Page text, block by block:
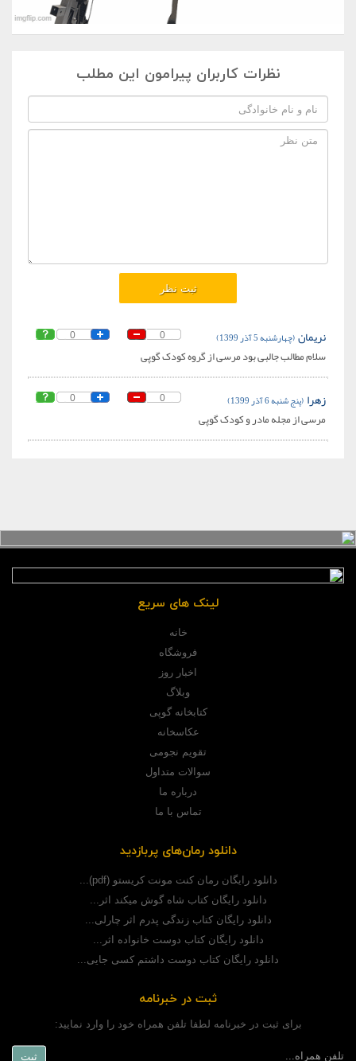
نظرات کاربران پیرامون این مطلب
0 0 نریمان(چهارشنبه 5 آذر 1399)
سلام مطالب جالبی بود مرسی از گروه کودک گوپی
0 0 زهرا (پنج شنبه 6 آذر 1399)
مرسی از مجله مادر و کودک گوپی
لینک های سریع
خانه
فروشگاه
اخبار روز
وبلاگ
کتابخانه گوپی
عکاسخانه
تقویم نجومی
سوالات متداول
درباره ما
تماس با ما
دانلود رمان‌های پربازدید
دانلود رایگان رمان کنت مونت کریستو (pdf)...
دانلود رایگان کتاب شاه گوش میکند اثر...
دانلود رایگان کتاب زندگی پدرم اثر چارلی...
دانلود رایگان کتاب دوست خانواده اثر...
دانلود رایگان کتاب دوست داشتم کسی جایی...
ثبت در خبرنامه
برای ثبت در خبرنامه لطفا تلفن همراه خود را وارد نمایید: